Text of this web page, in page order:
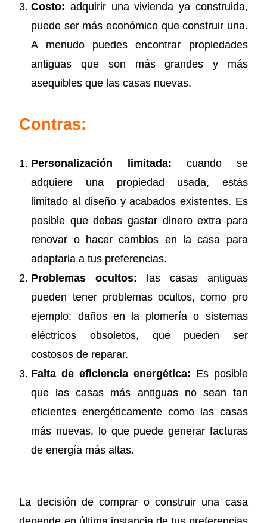
Costo: adquirir una vivienda ya construida,
puede ser más económico que construir una.
A menudo puedes encontrar propiedades
antiguas que son más grandes y más
asequibles que las casas nuevas.
Contras:
Personalización limitada: cuando se
adquiere una propiedad usada, estás
limitado al diseño y acabados existentes. Es
posible que debas gastar dinero extra para
renovar o hacer cambios en la casa para
adaptarla a tus preferencias.
Problemas ocultos: las casas antiguas
pueden tener problemas ocultos, como pro
ejemplo: daños en la plomería o sistemas
eléctricos obsoletos, que pueden ser
costosos de reparar.
Falta de eficiencia energética: Es posible
que las casas más antiguas no sean tan
eficientes energéticamente como las casas
más nuevas, lo que puede generar facturas
de energía más altas.
La decisión de comprar o construir una casa